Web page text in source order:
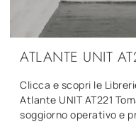
ATLANTE UNIT
Clicca e scopri le
Atlante UNIT AT221
soggiorno operativo e